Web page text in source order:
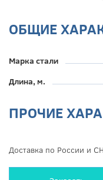
ОБЩИЕ
Марка стали
Длина, м.
ПРОЧИЕ
Доставка по России и